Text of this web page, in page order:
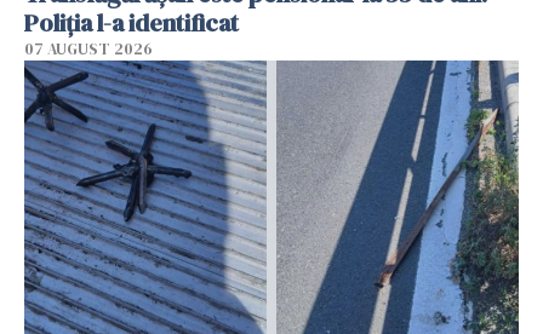
Poliția l-a identificat
07 AUGUST 2026